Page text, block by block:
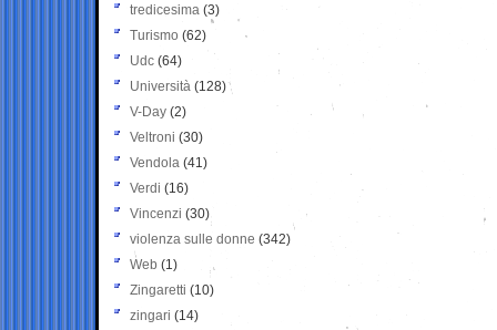
tredicesima (3)
Turismo (62)
Udc (64)
Università (128)
V-Day (2)
Veltroni (30)
Vendola (41)
Verdi (16)
Vincenzi (30)
violenza sulle donne (342)
Web (1)
Zingaretti (10)
zingari (14)